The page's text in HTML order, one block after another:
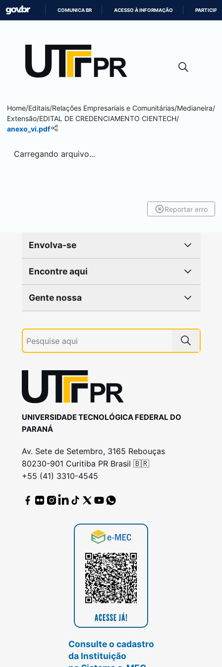
CONTEÚDO
COMUNICA BR ACESSO À INFORMAÇÃO PARTICIPE
Home/Editais/Relações Empresariais e Comunitárias/Medianeira/
Extensão/EDITAL DE CREDENCIAMENTO CIENTECH/
anexo_vi.pdf
Carregando arquivo...
Reportar erro
Envolva-se
Encontre aqui
Gente nossa
UNIVERSIDADE TECNOLÓGICA FEDERAL DO
PARANÁ
Av. Sete de Setembro, 3165 Rebouças
80230-901 Curitiba PR Brasil 🇧🇷
+55 (41) 3310-4545
Consulte o cadastro
da Instituição